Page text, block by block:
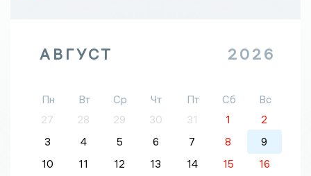
АВГУСТ 2026
Пн Вт Ср Чт Пт Сб
Вс
27
28 29 30 31 1
2
3
4 5 6 7 8
9
10
11 12 13 14 15
16